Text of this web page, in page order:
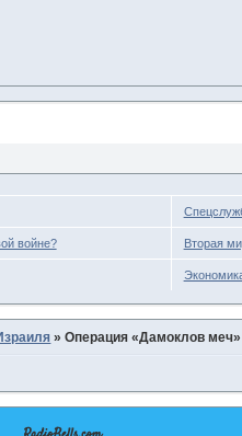
войне? Вторая
»Операция «Дамоклов меч»